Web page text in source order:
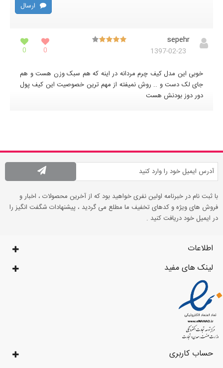
ارسال
sepehr
1397-02-23
0
0
خوبی این مدل کیف چرم مردانه در اینه که هم سبک وزن هست و هم
جای لک دست و .. روش نمیفته از مهم ترین خصوصیت این کیف پول
دور دوز بودنش هست
با ثبت نام در خبرنامه اولین نفری خواهید بود که از آخرین محصولات ، اخبار و
فروش های ویژه و کدهای تخفیف ما مطلع می گردید ، پیشنهادات شگفت انگیز را
در ایمیل خود دریافت کنید .
اطلاعات
لینک های مفید
حساب کاربری